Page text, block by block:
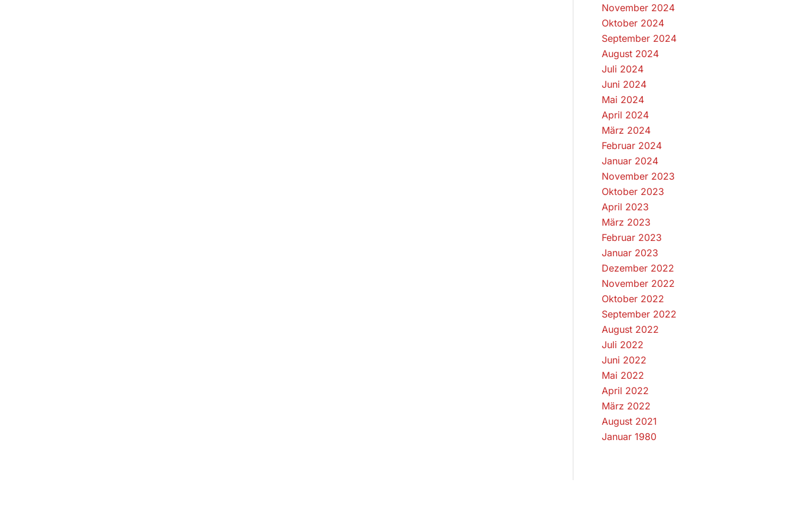
November 2024
Oktober 2024
September 2024
August 2024
Juli 2024
Juni 2024
Mai 2024
April 2024
März 2024
Februar 2024
Januar 2024
November 2023
Oktober 2023
April 2023
März 2023
Februar 2023
Januar 2023
Dezember 2022
November 2022
Oktober 2022
September 2022
August 2022
Juli 2022
Juni 2022
Mai 2022
April 2022
März 2022
August 2021
Januar 1980